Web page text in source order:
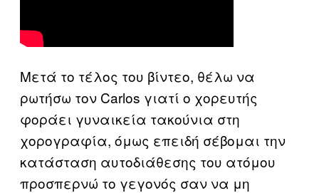
Μετά το τέλος του βίντεο, θέλω να
ρωτήσω τον Carlos γιατί ο χορευτής
φοράει γυναικεία τακούνια στη
χορογραφία, όμως επειδή σέβομαι την
κατάσταση αυτοδιάθεσης του ατόμου
προσπερνώ το γεγονός σαν να μη